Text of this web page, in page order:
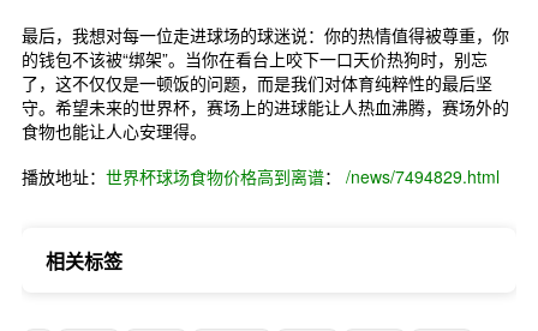
最后，我想对每一位走进球场的球迷说：你的热情值得被尊重，你
的钱包不该被“绑架”。当你在看台上咬下一口天价热狗时，别忘
了，这不仅仅是一顿饭的问题，而是我们对体育纯粹性的最后坚
守。希望未来的世界杯，赛场上的进球能让人热血沸腾，赛场外的
食物也能让人心安理得。
播放地址： 世界杯球场食物价格高到离谱： /news/7494829.html
相关标签